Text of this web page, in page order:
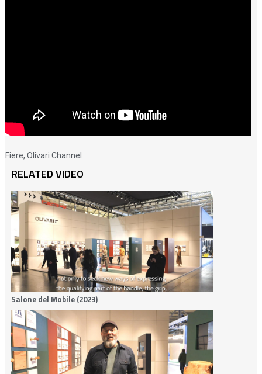
Fiere, Olivari Channel
RELATED VIDEO
Salone del Mobile (2023)